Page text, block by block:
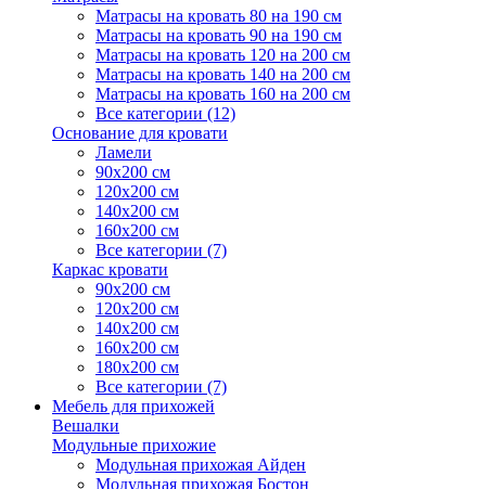
Матрасы на кровать 80 на 190 см
Матрасы на кровать 90 на 190 см
Матрасы на кровать 120 на 200 см
Матрасы на кровать 140 на 200 см
Матрасы на кровать 160 на 200 см
Все категории (12)
Основание для кровати
Ламели
90х200 см
120х200 см
140х200 см
160х200 см
Все категории (7)
Каркас кровати
90х200 см
120х200 см
140х200 см
160х200 см
180х200 см
Все категории (7)
Мебель для прихожей
Вешалки
Модульные прихожие
Модульная прихожая Айден
Модульная прихожая Бостон